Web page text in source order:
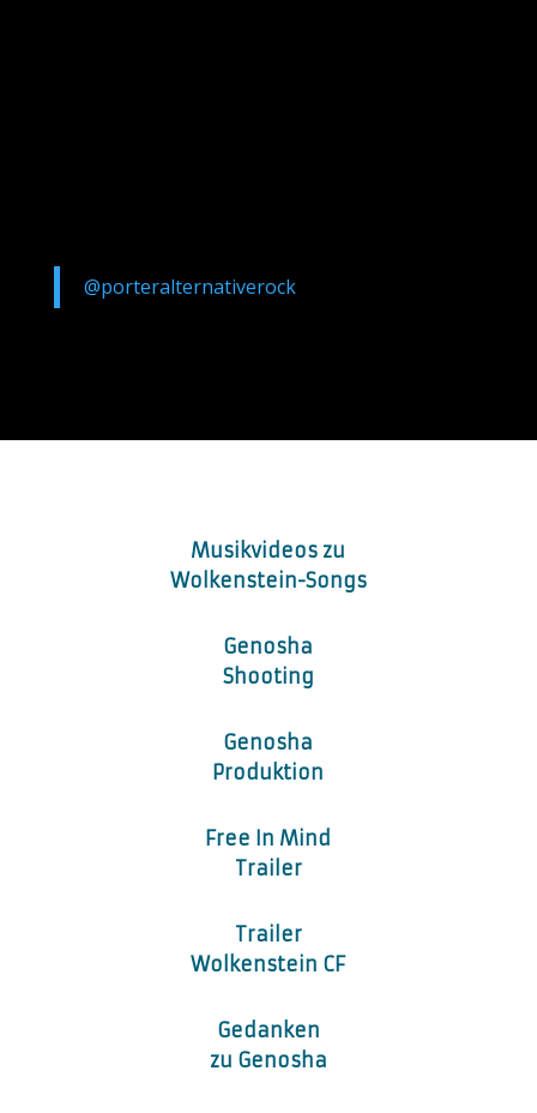
@porteralternativerock
Musikvideos zu
Wolkenstein-Songs
Genosha
Shooting
Genosha
Produktion
Free In Mind
Trailer
Trailer
Wolkenstein CF
Gedanken
zu Genosha